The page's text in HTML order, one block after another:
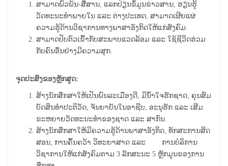
ສາມາດພົວພັນ-ສື່ສານ, ແລກປ່ຽນຂໍ້ມູນຂ່າວສານ, ຮຽນຮູ້
ວັດທະນະທຳພາຍໃນ ແລະ ຕ່າງປະເທດ, ສາມາດເຜີຍແຜ່
ຄວາມຮູ້ດ້ານວິຊາການທາງພາສາອັງກິດໃຫ້ແກ່ສັງຄົມ.
ສາມາດປັບຕົວເຂົ້າກັບສະພາບແວດລ້ອມ ແລະ ໃຊ້ຊີວິດຮ່ວມ
ກັບຄົນອື່ນຢ່າງມີຄວາມສຸກ.
ຈຸດປະສົງຂອງຫຼັກສູດ:
ສ້າງນັກສຶກສາໃຫ້ເປັນພົນລະເມືອງດີ, ມີນໍ້າໃຈຮັກຊາດ, ຄຸນສົມ
ບັດສິນທຳປະຕິວັດ, ຈັນຍາບັນໃນອາຊີບ, ອະນຸຮັກ ແລະ ເສີມ
ຂະຫຍາຍວັດທະນະທໍາຂອງຊາດ ແລະ ສາກົນ.
ສ້າງນັກສຶກສາໃຫ້ມີຄວາມຮູ້ດ້ານພາ​ສາ​ອັງກິດ, ທັກສະການສິດ
ສອນ​, ການຄົ້້ນຄວ້າ ວິ​ທະ​ຍາ​ສາດ ແລະ ​ການ​ບໍ​ລິ​ການ ​
ວິຊາ​ການ​ໃຫ້​ແກ່​ສັງ​ຄົມຕາມ​ 3 ​ລັກ​ສະ​ນະ​ 5 ຫຼັກ​ມູນ​ຂອງ​ການ​